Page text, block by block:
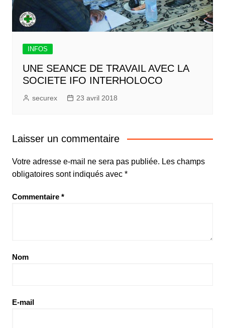
INFOS
UNE SEANCE DE TRAVAIL AVEC LA
SOCIETE IFO INTERHOLOCO
securex 23 avril 2018
Laisser un commentaire
Votre adresse e-mail ne sera pas publiée. Les champs
obligatoires sont indiqués avec *
Commentaire *
Nom
E-mail